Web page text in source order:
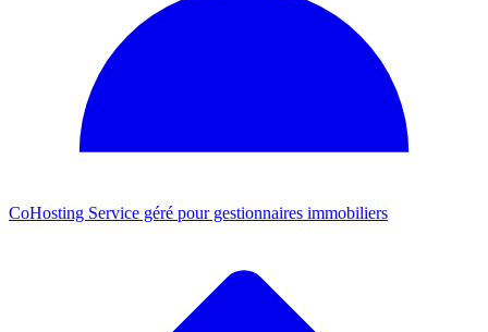
CoHosting Service géré pour gestionnaires immobiliers